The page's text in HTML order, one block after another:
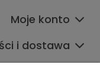
Moje konto
i dostawa